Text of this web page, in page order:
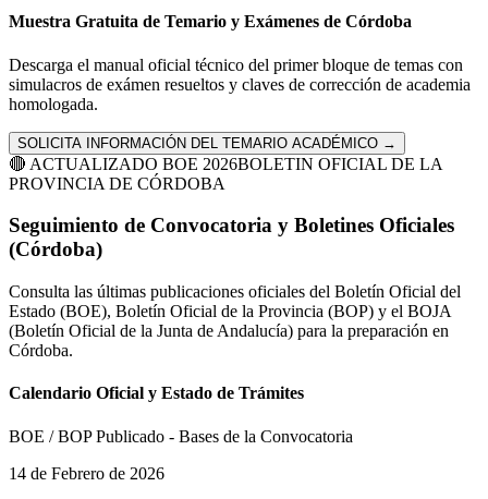
Muestra Gratuita de Temario y Exámenes de Córdoba
Descarga el manual oficial técnico del primer bloque de temas con
simulacros de exámen resueltos y claves de corrección de academia
homologada.
SOLICITA INFORMACIÓN DEL TEMARIO ACADÉMICO →
🔴 ACTUALIZADO BOE 2026BOLETIN OFICIAL DE LA
PROVINCIA DE CÓRDOBA
Seguimiento de Convocatoria y Boletines Oficiales
(Córdoba)
Consulta las últimas publicaciones oficiales del Boletín Oficial del
Estado (BOE), Boletín Oficial de la Provincia (BOP) y el BOJA
(Boletín Oficial de la Junta de Andalucía) para la preparación en
Córdoba.
Calendario Oficial y Estado de Trámites
BOE / BOP Publicado - Bases de la Convocatoria
14 de Febrero de 2026